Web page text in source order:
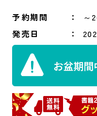
予約期間
～
発売日